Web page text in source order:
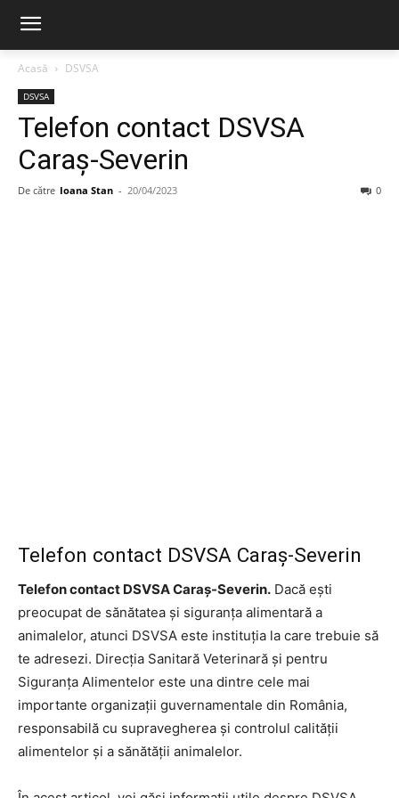
Acasă DSVSA
DSVSA
Telefon contact DSVSA
Caraș-Severin
De către Ioana Stan - 20/04/2023 0
Telefon contact DSVSA Caraș-Severin
Telefon contact DSVSA Caraș-Severin. Dacă ești
preocupat de sănătatea și siguranța alimentară a
animalelor, atunci DSVSA este instituția la care trebuie să
te adresezi. Direcția Sanitară Veterinară și pentru
Siguranța Alimentelor este una dintre cele mai
importante organizații guvernamentale din România,
responsabilă cu supravegherea și controlul calității
alimentelor și a sănătății animalelor.